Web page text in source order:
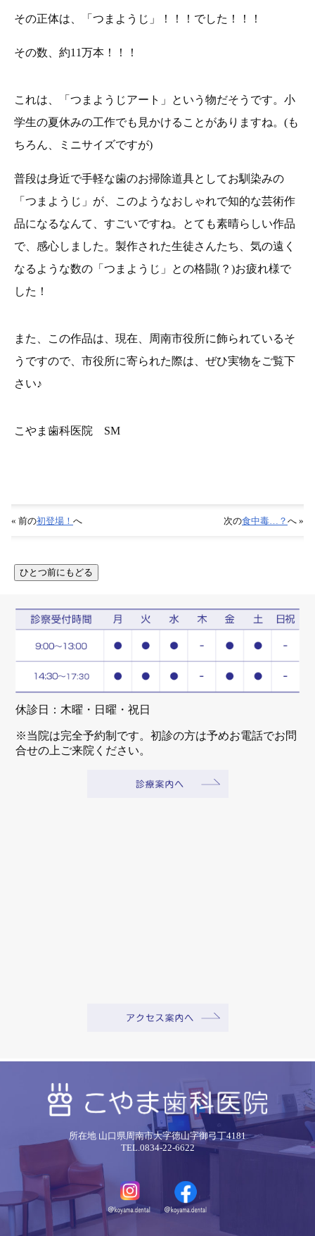
その正体は、「つまようじ」！！！でした！！！
その数、約11万本！！！
これは、「つまようじアート」という物だそうです。小
学生の夏休みの工作でも見かけることがありますね。(も
ちろん、ミニサイズですが)
普段は身近で手軽な歯のお掃除道具としてお馴染みの
「つまようじ」が、このようなおしゃれで知的な芸術作
品になるなんて、すごいですね。とても素晴らしい作品
で、感心しました。製作された生徒さんたち、気の遠く
なるような数の「つまようじ」との格闘(？)お疲れ様で
した！
また、この作品は、現在、周南市役所に飾られているそ
うですので、市役所に寄られた際は、ぜひ実物をご覧下
さい♪
こやま歯科医院 SM
« 前の初登場！ へ 次の食中毒…？ へ »
休診日：木曜・日曜・祝日
※当院は完全予約制です。初診の方は予めお電話でお問
合せの上ご来院ください。
所在地 山口県周南市大字徳山字御弓丁4181
TEL.0834-22-6622